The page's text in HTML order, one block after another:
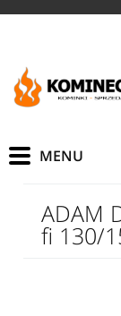
ADAM
fi 130/